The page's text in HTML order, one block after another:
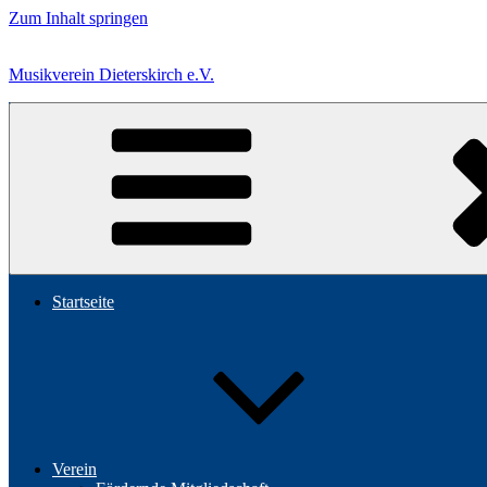
Zum Inhalt springen
Musikverein Dieterskirch e.V.
Startseite
Verein